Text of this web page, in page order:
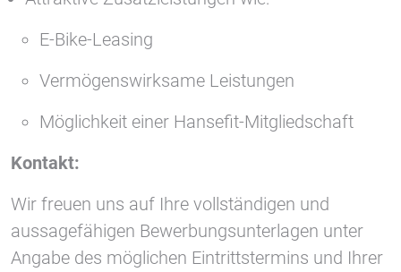
E-Bike-Leasing
Vermögenswirksame Leistungen
Möglichkeit einer Hansefit-Mitgliedschaft
Kontakt:
Wir freuen uns auf Ihre vollständigen und
aussagefähigen Bewerbungsunterlagen unter
Angabe des möglichen Eintrittstermins und Ihrer